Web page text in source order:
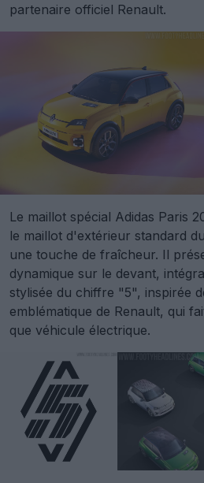
partenaire officiel Renault.
Le maillot spécial Adidas Paris
le maillot d'extérieur standard
une touche de fraîcheur. Il
dynamique sur le devant,
stylisée du chiffre "5", inspirée
emblématique de Renault, qui
que véhicule électrique.